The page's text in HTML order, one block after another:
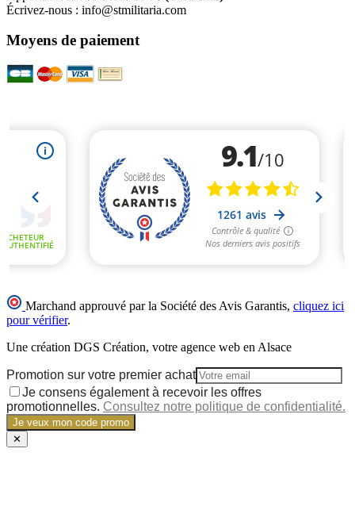
Écrivez-nous : info@stmilitaria.com
Moyens de paiement
Marchand approuvé par la Société des Avis Garantis, cliquez ici
pour vérifier.
Une création DGS Création, votre agence web en Alsace
Promotion sur votre premier achat
Je consens également à recevoir les offres
promotionnelles. Consultez notre politique de confidentialité.
Je veux mon code promo
✕